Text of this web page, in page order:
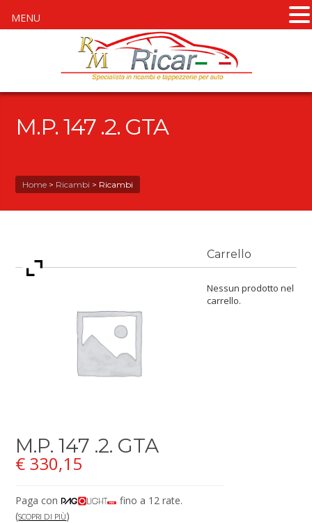
M.P. 147 .2. GTA
Home > Ricambi > Ricambi
M.P. 147 .2. GTA
€ 330,15
Paga con
fino a 12 rate.
(SCOPRI DI PIÙ)
Carrello
Nessun prodotto nel
carrello.
MENU